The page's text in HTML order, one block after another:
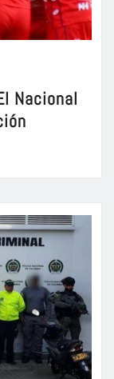
Nacional